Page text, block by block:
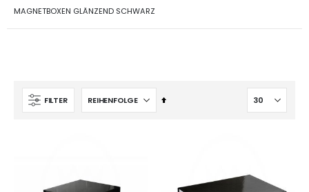
MAGNETBOXEN GLÄNZEND SCHWARZ
FILTER
Absteigend